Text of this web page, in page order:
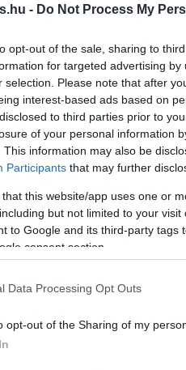
- Do Not Process My
opt-out of the sale, sharing to
for targeted advertising
selection. Please note that after
interest-based ads based on
to third parties prior to
of your personal information
This information may also be
Participants that may further
that this website/app uses one or
but not limited to your
to Google and its third-party
consent section.
Data Processing Opt Outs
opt-out of the Sharing of my